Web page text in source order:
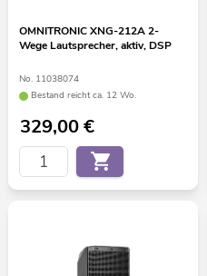
OMNITRONIC XNG-212A 2-
Wege Lautsprecher, aktiv, DSP
No. 11038074
Bestand reicht ca. 12 Wo.
329,00€